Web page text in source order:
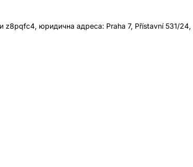
z8pqfc4, юридична адреса: Praha 7, Přístavní 531/24,